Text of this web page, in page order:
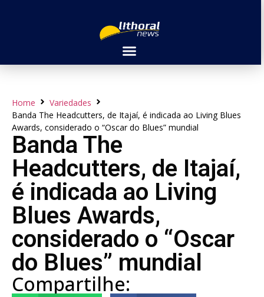
Home
Variedades
Banda The Headcutters, de Itajaí, é indicada ao Living Blues
Awards, considerado o “Oscar do Blues” mundial
Banda The
Headcutters, de Itajaí,
é indicada ao Living
Blues Awards,
considerado o “Oscar
do Blues” mundial
Compartilhe: